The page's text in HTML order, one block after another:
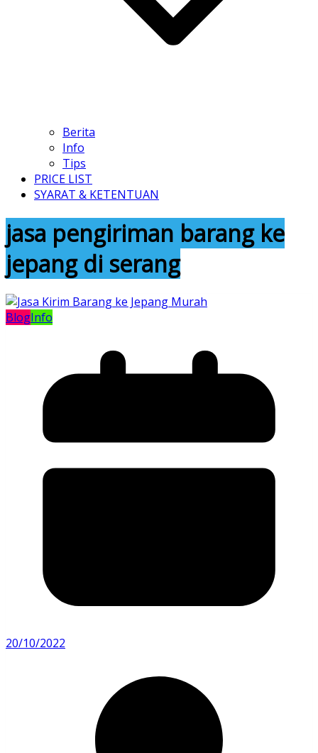
Berita
Info
Tips
PRICE LIST
SYARAT & KETENTUAN
jasa pengiriman barang ke
jepang di serang
BlogInfo
20/10/2022